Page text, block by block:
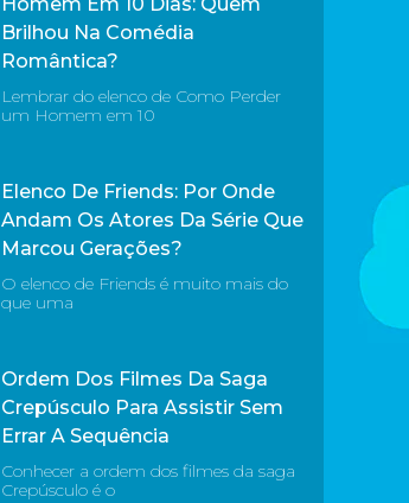
Homem Em 10 Dias: Quem
Brilhou Na Comédia
Romântica?
Lembrar do elenco de Como Perder
um Homem em 10
Elenco De Friends: Por Onde
Andam Os Atores Da Série Que
Marcou Gerações?
O elenco de Friends é muito mais do
que uma
Ordem Dos Filmes Da Saga
Crepúsculo Para Assistir Sem
Errar A Sequência
Conhecer a ordem dos filmes da saga
Crepúsculo é o